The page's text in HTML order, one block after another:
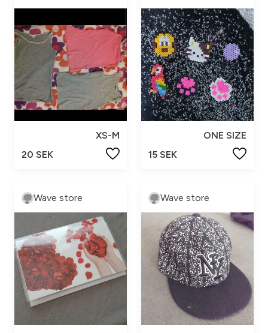
XS-M
20 SEK
ONE SIZE
15 SEK
Wave store Wave store